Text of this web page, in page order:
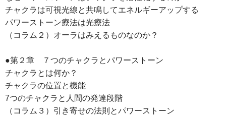
チャクラは可視光線と共鳴してエネルギーアップする
パワーストーン療法は光療法
（コラム２）オーラはみえるものなのか？
●第２章 ７つのチャクラとパワーストーン
チャクラとは何か？
チャクラの位置と機能
7つのチャクラと人間の発達段階
（コラム３）引き寄せの法則とパワーストーン